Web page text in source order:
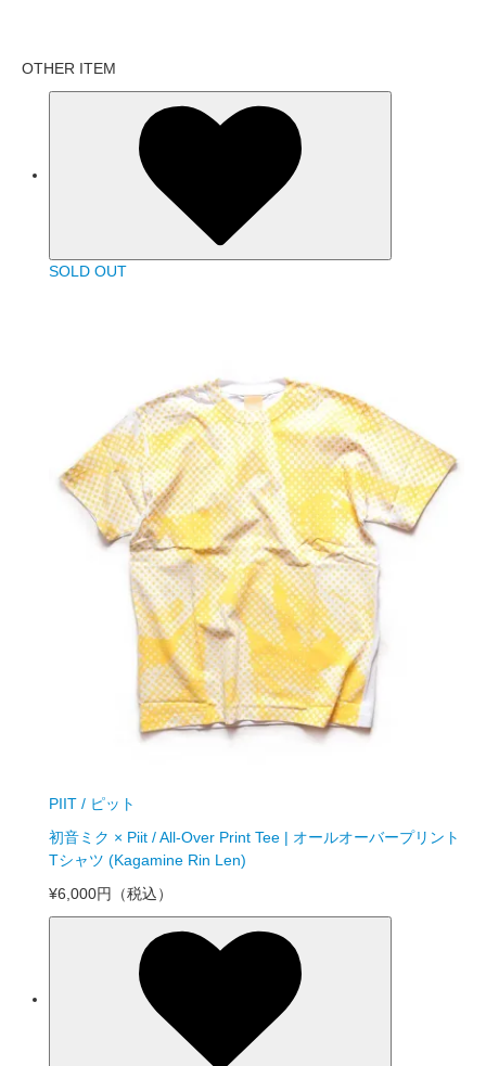
OTHER ITEM
SOLD OUT
PIIT / ピット
初音ミク × Piit / All-Over Print Tee | オールオーバープリント
Tシャツ (Kagamine Rin Len)
¥6,000円 （税込）